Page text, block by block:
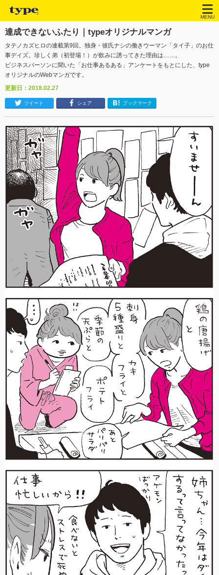
MENU
達成できないふたり｜typeオリジナルマンガ
タテノカズヒロの連載第9回。独身・彼氏ナシの働きウーマン「タイ子」のお仕
事デイズ。珍しく弟（初登場！）が飲みに誘ってきた理由は……。
ビジネスパーソンに聞いた「お仕事あるある」アンケートをもとにした、type
オリジナルのWebマンガです。
更新日：2018.02.27
ツイート シェア ブックマーク